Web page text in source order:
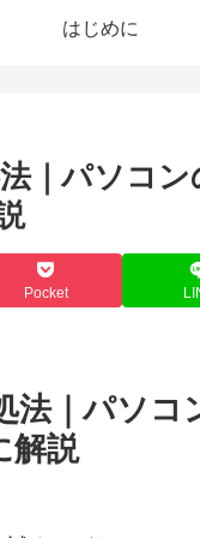
はじめに
｜パソコ
Pocket
｜パソコ
解説